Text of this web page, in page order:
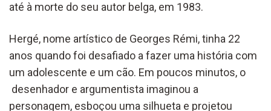
até à morte do seu autor belga, em 1983.
Hergé, nome artístico de Georges Rémi, tinha 22
anos quando foi desafiado a fazer uma história com
um adolescente e um cão. Em poucos minutos, o
desenhador e argumentista imaginou a
personagem, esboçou uma silhueta e projetou